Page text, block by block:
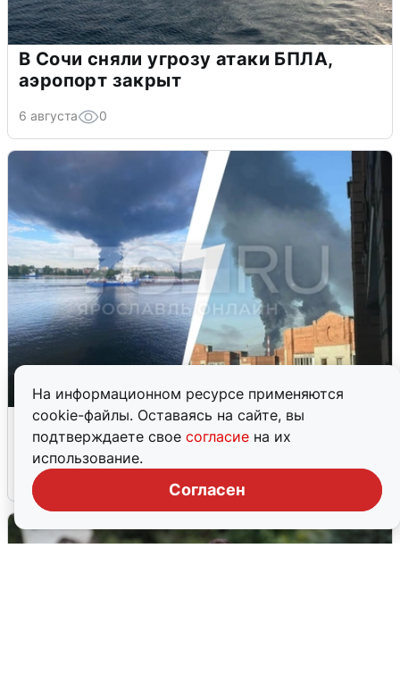
На информационном ресурсе применяются
cookie-файлы. Оставаясь на сайте, вы
подтверждаете свое согласие на их
использование.
Согласен
В Сочи сняли угрозу атаки БПЛА,
аэропорт закрыт
6 августа 0
Ночная атака БПЛА на Ярославль:
попадания и последствия
6 августа